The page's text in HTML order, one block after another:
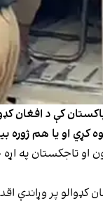
کړي او یا هم ژوره
او تاجکستان